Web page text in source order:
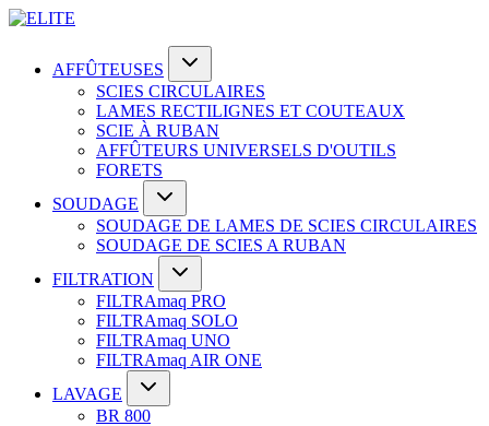
AFFÛTEUSES
SCIES CIRCULAIRES
LAMES RECTILIGNES ET COUTEAUX
SCIE À RUBAN
AFFÛTEURS UNIVERSELS D'OUTILS
FORETS
SOUDAGE
SOUDAGE DE LAMES DE SCIES CIRCULAIRES
SOUDAGE DE SCIES A RUBAN
FILTRATION
FILTRAmaq PRO
FILTRAmaq SOLO
FILTRAmaq UNO
FILTRAmaq AIR ONE
LAVAGE
BR 800